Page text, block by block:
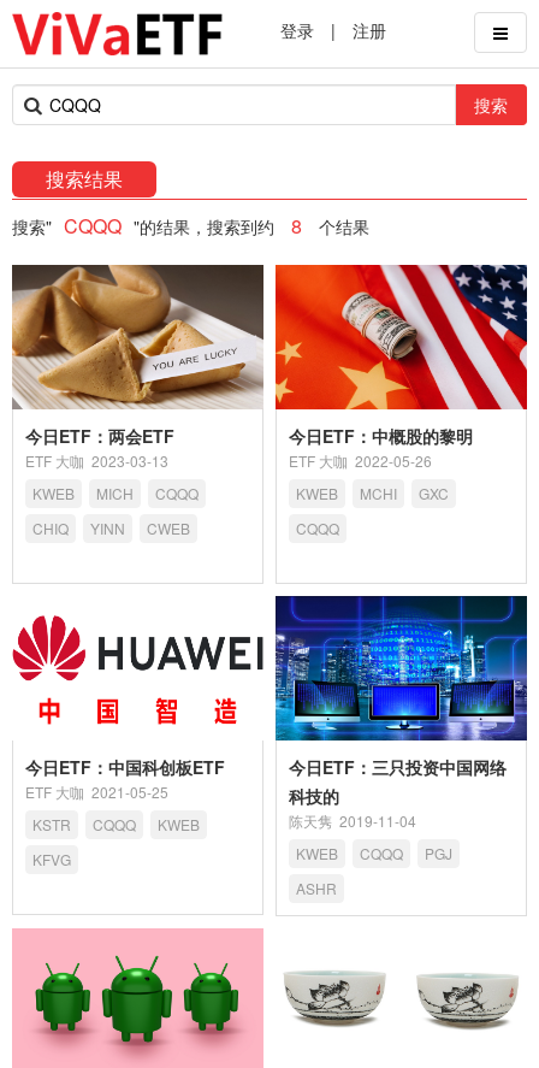
登录 | 注册
搜索
搜索结果
搜索" CQQQ "的结果，搜索到约 8 个结果
今日ETF：两会ETF
ETF 大咖 2023-03-13
KWEB
MICH
CQQQ
CHIQ
YINN CWEB
今日ETF：中概股的黎明
ETF 大咖 2022-05-26
KWEB
MCHI
GXC
CQQQ
今日ETF：中国科创板ETF
ETF 大咖 2021-05-25
KSTR
CQQQ
KWEB
KFVG
今日ETF：三只投资中国网络
科技的
陈天隽 2019-11-04
KWEB
CQQQ
PGJ
ASHR